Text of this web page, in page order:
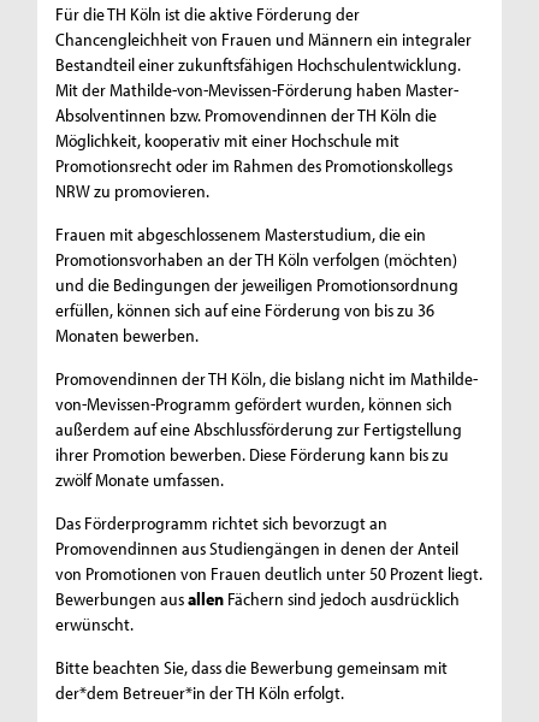
Für die TH Köln ist die aktive Förderung der
Chancengleichheit von Frauen und Männern ein integraler
Bestandteil einer zukunftsfähigen Hochschulentwicklung.
Mit der Mathilde-von-Mevissen-Förderung haben Master-
Absolventinnen bzw. Promovendinnen der TH Köln die
Möglichkeit, kooperativ mit einer Hochschule mit
Promotionsrecht oder im Rahmen des Promotionskollegs
NRW zu promovieren.
Frauen mit abgeschlossenem Masterstudium, die ein
Promotionsvorhaben an der TH Köln verfolgen (möchten)
und die Bedingungen der jeweiligen Promotionsordnung
erfüllen, können sich auf eine Förderung von bis zu 36
Monaten bewerben.
Promovendinnen der TH Köln, die bislang nicht im Mathilde-
von-Mevissen-Programm gefördert wurden, können sich
außerdem auf eine Abschlussförderung zur Fertigstellung
ihrer Promotion bewerben. Diese Förderung kann bis zu
zwölf Monate umfassen.
Das Förderprogramm richtet sich bevorzugt an
Promovendinnen aus Studiengängen in denen der Anteil
von Promotionen von Frauen deutlich unter 50 Prozent liegt.
Bewerbungen ausallen Fächern sind jedoch ausdrücklich
erwünscht.
Bitte beachten Sie, dass die Bewerbung gemeinsam mit
der*dem Betreuer*in der TH Köln erfolgt.